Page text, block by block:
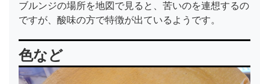
ブルンジの場所を地図で見ると、苦いのを連想するの
ですが、酸味の方で特徴が出ているようです。
色など